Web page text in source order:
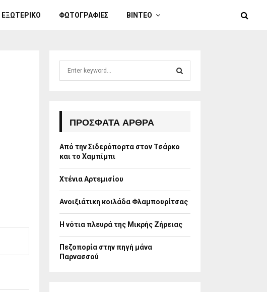
ΕΞΩΤΕΡΙΚΟ ΦΩΤΟΓΡΑΦΙΕΣ ΒΙΝΤΕΟ
r
:
R
H
ΠΡΌΣΦΑΤΑ ΆΡΘΡΑ
Από την Σιδερόπορτα στον Τσάρκο
και το Χαμπίμπι
Χτένια Αρτεμισίου
Ανοιξιάτικη κοιλάδα Φλαμπουρίτσας
Η νότια πλευρά της Μικρής Ζήρειας
Πεζοπορία στην πηγή μάνα
Παρνασσού